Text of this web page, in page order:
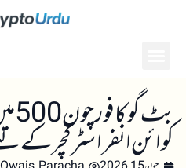
کوائن انفراسٹرکچر